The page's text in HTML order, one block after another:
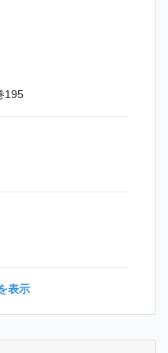
195
表示